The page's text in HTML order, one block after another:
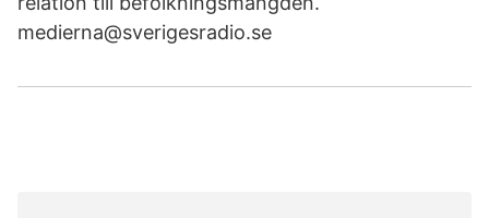
medierna@sverigesradio.se